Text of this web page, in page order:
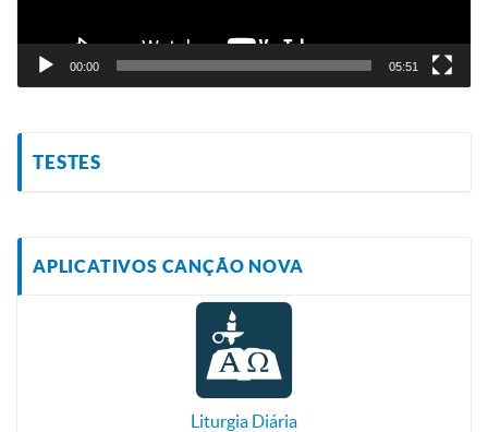
00:00 05:51
TESTES
APLICATIVOS CANÇÃO NOVA
Liturgia Diária